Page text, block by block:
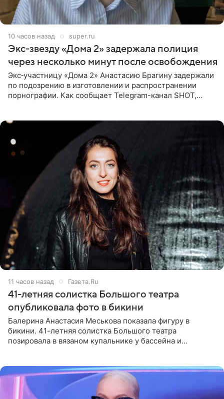
10 часов назад super.ru
Экс‑звезду «Дома 2» задержала полиция
через несколько минут после освобождения
Экс‑участницу «Дома 2» Анастасию Брагину задержали
по подозрению в изготовлении и распространении
порнографии. Как сообщает Telegram-канал SHOT,
11 часов назад Газета.Ru
41-летняя солистка Большого театра
опубликовала фото в бикини
Балерина Анастасия Меськова показала фигуру в
бикини. 41-летняя солистка Большого театра
позировала в вязаном купальнике у бассейна и